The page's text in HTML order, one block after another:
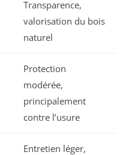
Transparence,
valorisation du bois
naturel
Protection
modérée,
principalement
contre l’usure
Entretien léger,